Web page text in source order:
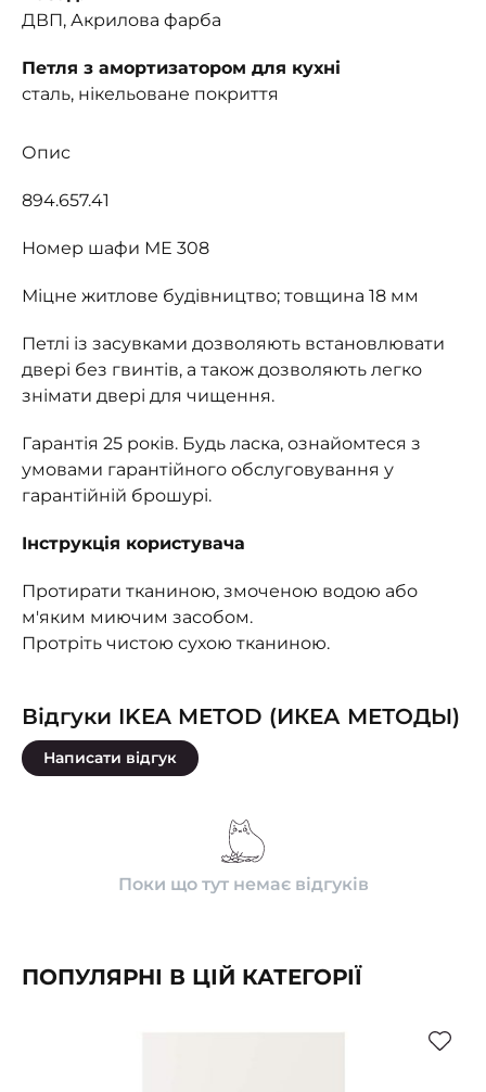
ДВП, Акрилова фарба
Петля з амортизатором для кухні
сталь, нікельоване покриття
Опис
894.657.41
Номер шафи МЕ 308
Міцне житлове будівництво; товщина 18 мм
Петлі із засувками дозволяють встановлювати
двері без гвинтів, а також дозволяють легко
знімати двері для чищення.
Гарантія 25 років. Будь ласка, ознайомтеся з
умовами гарантійного обслуговування у
гарантійній брошурі.
Інструкція користувача
Протирати тканиною, змоченою водою або
м'яким миючим засобом.
Протріть чистою сухою тканиною.
Відгуки IKEA METOD (ИКЕА МЕТОДЫ)
Написати відгук
Поки що тут немає відгуків
ПОПУЛЯРНІ В ЦІЙ КАТЕГОРІЇ